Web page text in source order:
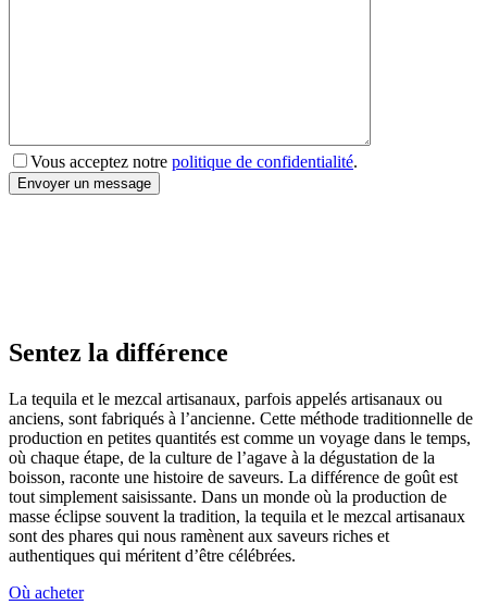
Vous acceptez notre politique de confidentialité.
Sentez la différence
La tequila et le mezcal artisanaux, parfois appelés artisanaux ou
anciens, sont fabriqués à l’ancienne. Cette méthode traditionnelle de
production en petites quantités est comme un voyage dans le temps,
où chaque étape, de la culture de l’agave à la dégustation de la
boisson, raconte une histoire de saveurs. La différence de goût est
tout simplement saisissante. Dans un monde où la production de
masse éclipse souvent la tradition, la tequila et le mezcal artisanaux
sont des phares qui nous ramènent aux saveurs riches et
authentiques qui méritent d’être célébrées.
Où acheter